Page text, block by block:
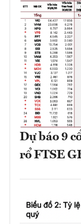
Dự báo 9
rổ FTSE